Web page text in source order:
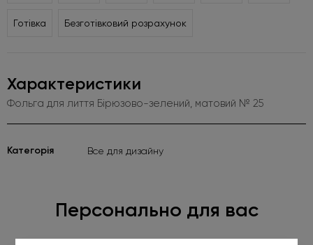
Готівка Безготівковий розрахунок
Характеристики
Фольга для лиття Бірюзово-зелений, матовий № 25
Категорія Все для дизайну
Персонально для вас